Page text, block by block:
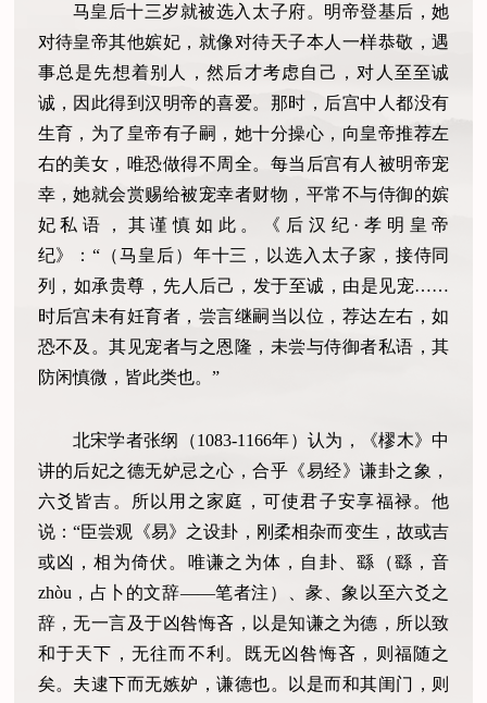
马皇后十三岁就被选入太子府。明帝登基后，她
对待皇帝其他嫔妃，就像对待天子本人一样恭敬，遇
事总是先想着别人，然后才考虑自己，对人至至诚
诚，因此得到汉明帝的喜爱。那时，后宫中人都没有
生育，为了皇帝有子嗣，她十分操心，向皇帝推荐左
右的美女，唯恐做得不周全。每当后宫有人被明帝宠
幸，她就会赏赐给被宠幸者财物，平常不与侍御的嫔
妃私语，其谨慎如此。《后汉纪·孝明皇帝
纪》：“（马皇后）年十三，以选入太子家，接侍同
列，如承贵尊，先人后己，发于至诚，由是见宠……
时后宫未有妊育者，尝言继嗣当以位，荐达左右，如
恐不及。其见宠者与之恩隆，未尝与侍御者私语，其
防闲慎微，皆此类也。”
北宋学者张纲（1083-1166年）认为，《樛木》中
讲的后妃之德无妒忌之心，合乎《易经》谦卦之象，
六爻皆吉。所以用之家庭，可使君子安享福禄。他
说：“臣尝观《易》之设卦，刚柔相杂而变生，故或吉
或凶，相为倚伏。唯谦之为体，自卦、繇（繇，音
zhòu，占卜的文辞——笔者注）、彖、象以至六爻之
辞，无一言及于凶咎悔吝，以是知谦之为德，所以致
和于天下，无往而不利。既无凶咎悔吝，则福随之
矣。夫逮下而无嫉妒，谦德也。以是而和其闺门，则